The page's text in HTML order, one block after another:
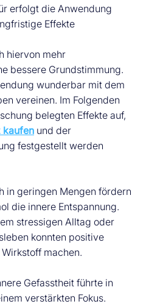
erfolgt die Anwendung
Effekte
hiervon mehr
bessere Grundstimmung.
wunderbar mit dem
vereinen. Im Folgenden
belegten Effekte auf,
kaufen und der
festgestellt werden
in geringen Mengen fördern
die innere Entspannung.
stressigen Alltag oder
konnten positive
machen.
Gefasstheit führte in
verstärkten Fokus.